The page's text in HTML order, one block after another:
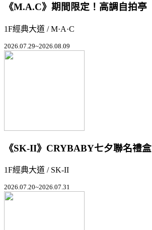
《M.A.C》期間限定！高調自拍亭
1F經典大道 / M·A·C
2026.07.29~2026.08.09
《SK-II》CRYBABY七夕聯名禮盒
1F經典大道 / SK-II
2026.07.20~2026.07.31